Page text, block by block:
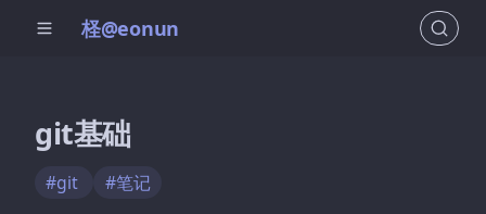
柽@eonun
git基础
#git #笔记